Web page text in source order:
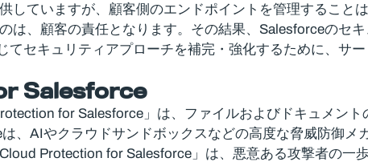
していますが、顧客側のエンドポイントを管理すること
は、顧客の責任となります。その結果、Salesforceのセ
セキュリティアプローチを補完・強化するために、サ
Salesforce
for Salesforce」は、ファイルおよびドキュメン
、AIやクラウドサンドボックスなどの高度な脅威防御メ
Protection for Salesforce」は、悪意ある攻撃者の一